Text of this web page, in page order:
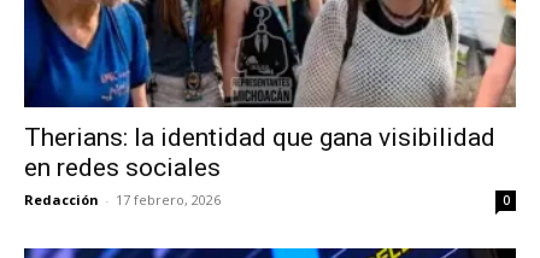
Therians: la identidad que gana visibilidad
en redes sociales
Redacción - 17 febrero, 2026 0